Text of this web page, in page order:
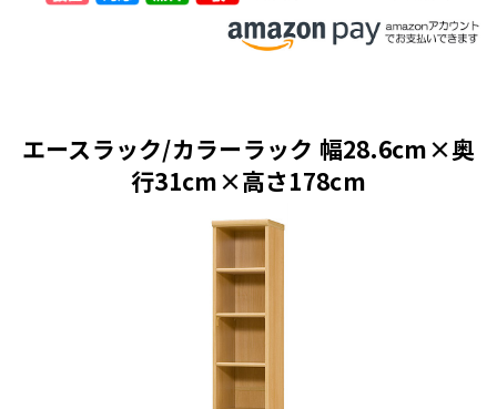
エースラック/カラーラック 幅28.6cm×奥
行31cm×高さ178cm